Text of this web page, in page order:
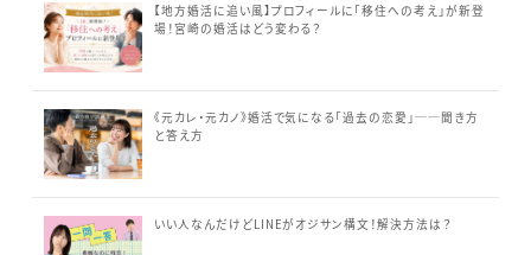
【地方婚活に追い風】プロフィールに「移住への考え」が新登
場！宮崎の婚活はどう変わる？
《元カレ・元カノ》婚活で気になる「過去の恋愛」──聞き方
と答え方
いい人なんだけどLINEがオジサン構文！解決方法は？